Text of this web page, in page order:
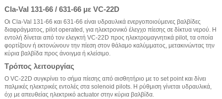
Cla-Val 131-66 / 631-66 με VC-22D
Οι Cla-Val 131-66 και 631-66 είναι υδραυλικά ενεργοποιούμενες βαλβίδες
διαφράγματος, pilot operated, για ηλεκτρονικό έλεγχο πίεσης σε δίκτυα νερού. Η
εντολή δίνεται από τον ελεγκτή VC-22D προς ηλεκτρομαγνητικά pilot, τα οποία
φορτίζουν ή εκτονώνουν την πίεση στον θάλαμο καλύμματος, μετακινώντας την
κύρια βαλβίδα προς άνοιγμα ή κλείσιμο.
Τρόπος λειτουργίας
Ο VC-22D συγκρίνει το σήμα πίεσης από αισθητήριο με το set point και δίνει
παλμικές ηλεκτρικές εντολές στα solenoid pilots. Η ρύθμιση γίνεται υδραυλικά,
όχι με απευθείας ηλεκτρικό actuator στην κύρια βαλβίδα.